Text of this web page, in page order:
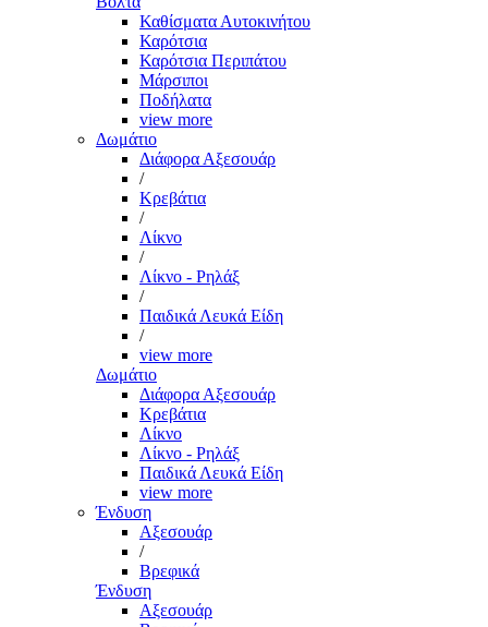
Καθίσματα Αυτοκινήτου
Καρότσια
Καρότσια Περιπάτου
Μάρσιποι
Ποδήλατα
view more
Δωμάτιο
Διάφορα Αξεσουάρ
/
Κρεβάτια
/
Λίκνο
/
Λίκνο - Ρηλάξ
/
Παιδικά Λευκά Είδη
/
view more
Δωμάτιο
Διάφορα Αξεσουάρ
Κρεβάτια
Λίκνο
Λίκνο - Ρηλάξ
Παιδικά Λευκά Είδη
view more
Ένδυση
Αξεσουάρ
/
Βρεφικά
Ένδυση
Αξεσουάρ